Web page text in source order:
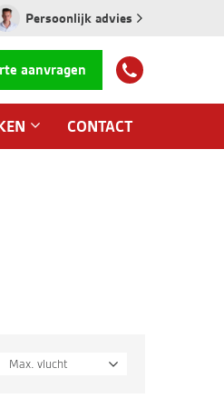
Persoonlijk advies
aanvragen
CONTACT
Max. vlucht